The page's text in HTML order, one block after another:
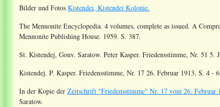
Bilder und Fotos Kistendei, Kistendei Kolonie.
The Mennonite Encyclopedia. 4 volumes, complete as issued. A
Mennonite Publishing House. 1959. S. 387.
St. Kistendej, Gouv. Saratow. Peter Kasper. Friedensstimme, Nr. 51 5.
Kistendej. P. Kasper. Friedensstimme, Nr. 17 26. Februar 1913, S. 4 -
In der Kopie der Zeitschrift "Friedensstimme" Nr. 17 vom 26. Februar
Saratow.